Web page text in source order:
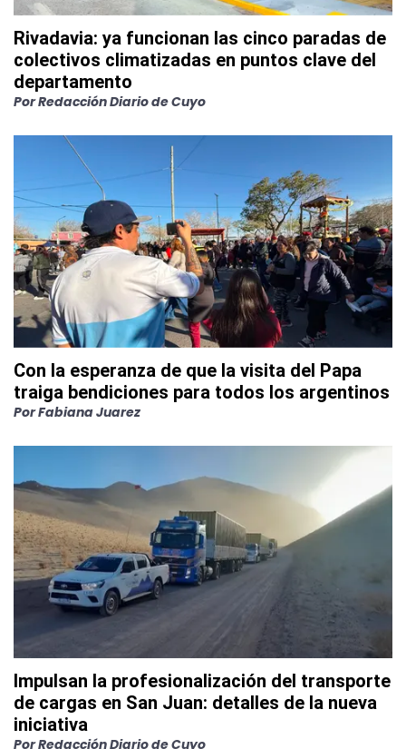
Rivadavia: ya funcionan las cinco paradas de
colectivos climatizadas en puntos clave del
departamento
PorRedacción Diario de Cuyo
Con la esperanza de que la visita del Papa
traiga bendiciones para todos los argentinos
PorFabiana Juarez
Impulsan la profesionalización del transporte
de cargas en San Juan: detalles de la nueva
iniciativa
PorRedacción Diario de Cuyo